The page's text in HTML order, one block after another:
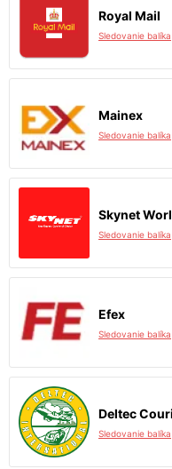
Royal Mail
Sledovanie balíka
Mainex
Sledovanie balíka
Skynet
Sledovanie balíka
Efex
Sledovanie balíka
Deltec
Sledovanie balíka